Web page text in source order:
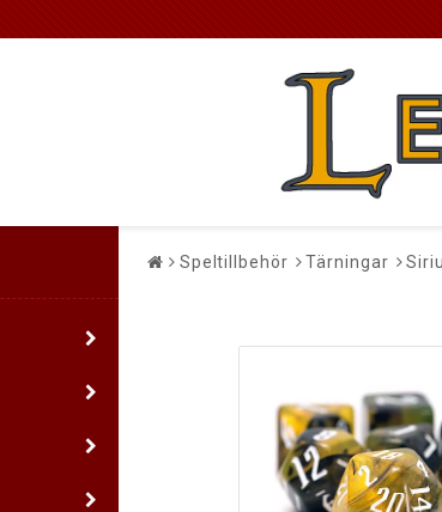
Speltillbehör Tärningar